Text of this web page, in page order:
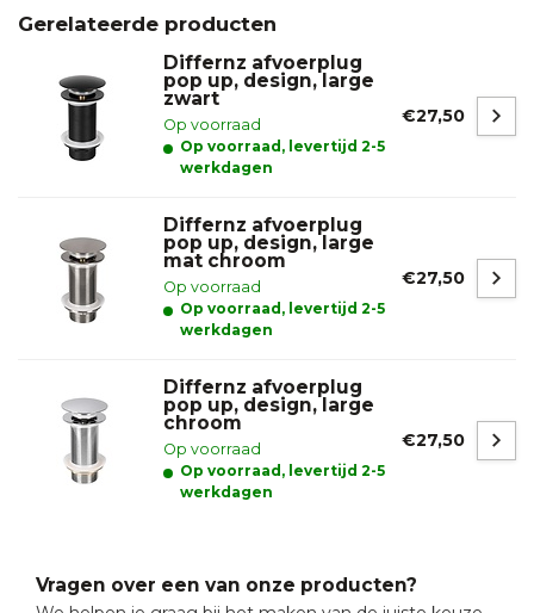
Gerelateerde producten
Differnz afvoerplug
pop up, design, large
zwart
Op voorraad
Op voorraad, levertijd 2-5
werkdagen
€27,50
Differnz afvoerplug
pop up, design, large
mat chroom
Op voorraad
Op voorraad, levertijd 2-5
werkdagen
€27,50
Differnz afvoerplug
pop up, design, large
chroom
Op voorraad
Op voorraad, levertijd 2-5
werkdagen
€27,50
Vragen over een van onze producten?